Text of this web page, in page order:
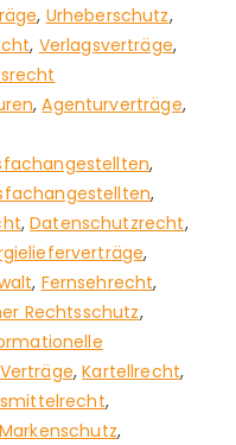
, Urheberschutz,
, Verlagsverträge,
,Agenturverträge,
,
,
,Datenschutzrecht,
,
, Fernsehrecht,
Rechtsschutz,
,Kartellrecht,
,
Markenschutz,